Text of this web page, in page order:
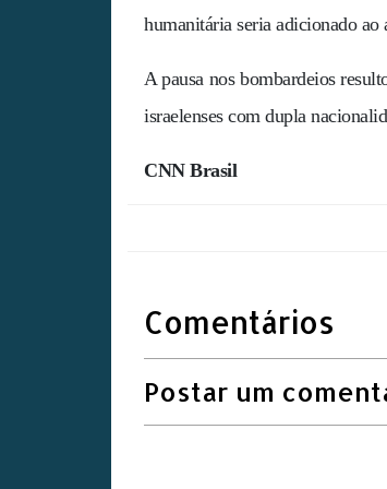
humanitária seria adicionado ao
A pausa nos bombardeios
israelenses com dupla
CNN Brasil
Comentários
Postar um